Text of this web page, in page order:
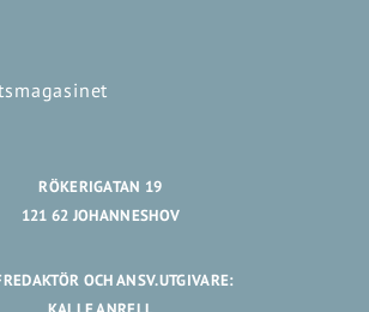
RÖKERIGATAN 19
121 62 JOHANNESHOV
OCH ANSV.UTGIVARE: